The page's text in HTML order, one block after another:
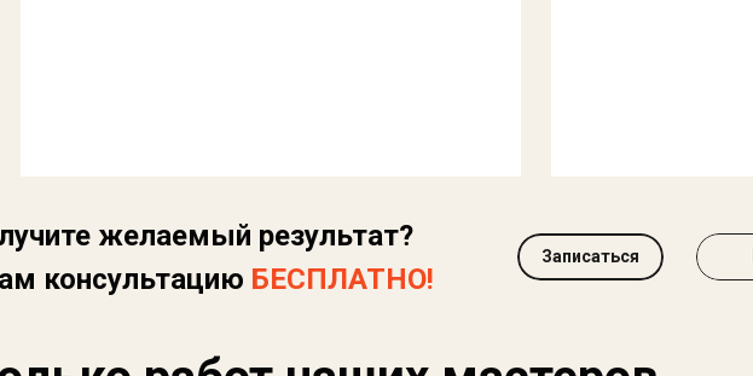
желаемый результат?
консультацию БЕСПЛАТНО!
Записаться